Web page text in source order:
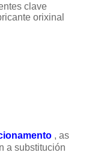
clave
orixinal
, as
a substitución